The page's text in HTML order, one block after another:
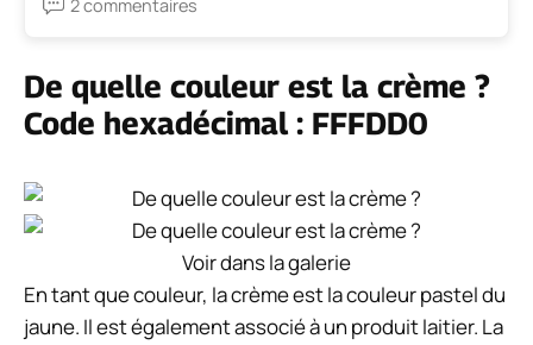
2 commentaires
De quelle couleur est la crème ?
Code hexadécimal : FFFDD0
Voir dans la galerie
En tant que couleur, la crème est la couleur pastel du
jaune. Il est également associé à un produit laitier. La